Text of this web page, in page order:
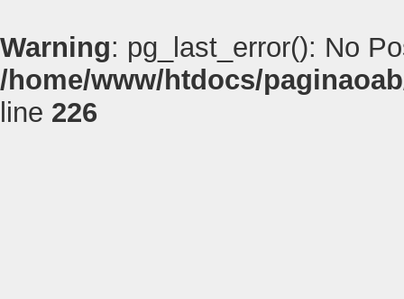
Warning: pg_last_error(): No
/home/www/htdocs/
line 226